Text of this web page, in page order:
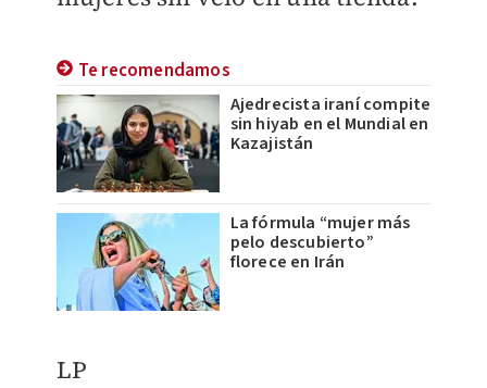
Te recomendamos
Ajedrecista iraní compite
sin hiyab en el Mundial en
Kazajistán
La fórmula “mujer más
pelo descubierto”
florece en Irán
LP